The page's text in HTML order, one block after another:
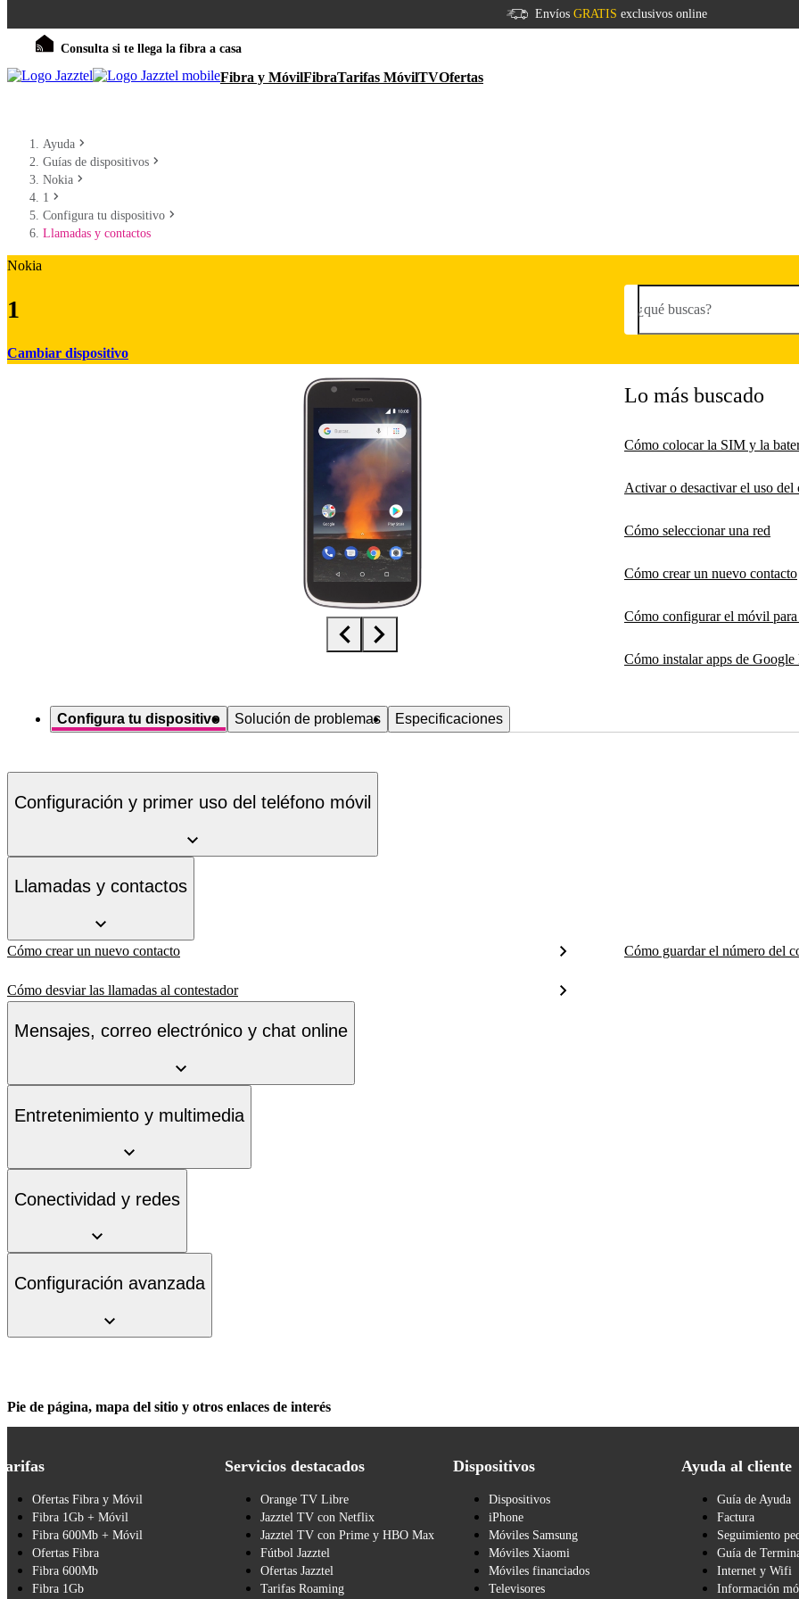
Envíos GRATIS exclusivos online
Consulta si te llega la fibra a casa
Fibra y MóvilFibraTarifas MóvilTVOfertas
Ayuda
Guías de dispositivos
Nokia
1
Configura tu dispositivo
Llamadas y contactos
Nokia
1
Cambiar dispositivo
¿qué buscas?
Lo más buscado
Cómo colocar la SIM y la
Activar o desactivar el uso del
Cómo seleccionar una red
Cómo crear un nuevo contacto
Cómo configurar el móvil
Cómo instalar apps de Google
Configura tu dispositivo Solución de problemas Especificaciones
Configuración y primer uso del teléfono móvil
Llamadas y contactos
Cómo crear un nuevo contacto Cómo guardar el número del
Cómo desviar las llamadas al contestador
Mensajes, correo electrónico y chat online
Entretenimiento y multimedia
Conectividad y redes
Configuración avanzada
Pie de página, mapa del sitio y otros enlaces de interés
Ofertas Fibra y Móvil
Fibra 1Gb + Móvil
Fibra 600Mb + Móvil
Ofertas Fibra
Fibra 600Mb
Fibra 1Gb
Servicios destacados
Orange TV Libre
Jazztel TV con Netflix
Jazztel TV con Prime y HBO Max
Fútbol Jazztel
Ofertas Jazztel
Tarifas Roaming
Dispositivos
Dispositivos
iPhone
Móviles Samsung
Móviles Xiaomi
Móviles financiados
Televisores
Ayuda al cliente
Guía de Ayuda
Factura
Seguimiento
Guía de
Internet y Wifi
Información